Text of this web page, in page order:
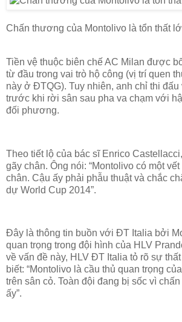
Chấn thương của Montolivo là tổn thất
Tiền vệ thuộc biên chế AC Milan được
từ đầu trong vai trò hộ công (vị trí quen
này ở ĐTQG). Tuy nhiên, anh chỉ thi đấu
trước khi rời sân sau pha va chạm với
đối phương.
Theo tiết lộ của bác sĩ Enrico
gãy chân. Ông nói: “Montolivo có một
chân. Cậu ấy phải phẫu thuật và chắc
dự World Cup 2014”.
Đây là thông tin buồn với ĐT Italia bởi
quan trọng trong đội hình của HLV
về vấn đề này, HLV ĐT Italia tỏ rõ sự
biết: “Montolivo là cầu thủ quan trọng
trên sân cỏ. Toàn đội đang bị sốc vì
ấy”.